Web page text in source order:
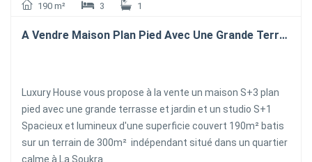
190 m² 3 1
A Vendre Maison Plan Pied Avec Une Grande Terrasse Et Jardin À La Soukra
Luxury House vous propose à la vente un maison S+3 plan
pied avec une grande terrasse et jardin et un studio S+1
Spacieux et lumineux d'une superficie couvert 190m² batis
sur un terrain de 300m² indépendant situé dans un quartier
calme à La Soukra